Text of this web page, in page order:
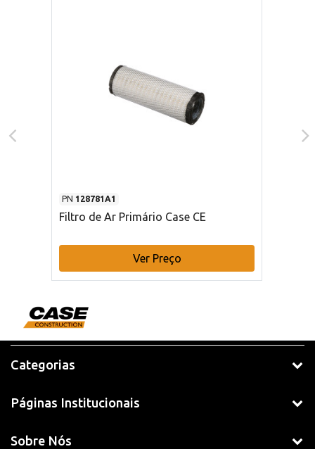
PN 128781A1
Filtro de Ar Primário Case CE
Ver Preço
Categorias
Páginas Institucionais
Sobre Nós